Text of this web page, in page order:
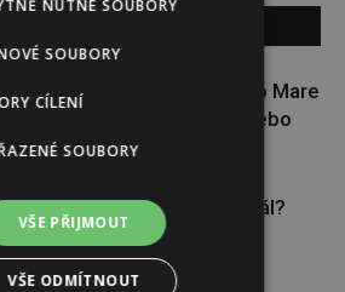
se do letní soutěže s Rio Mare
a vyhrajte iWatch Series 11 nebo
jógamatku
se vraždit malé děti dál?
NUTNÉ SOUBORY
SOUBORY
CÍLENÍ
SOUBORY
VŠE PŘIJMOUT
VŠE ODMÍTNOUT